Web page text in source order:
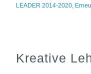
LEADER 2014-2020,
Kreative